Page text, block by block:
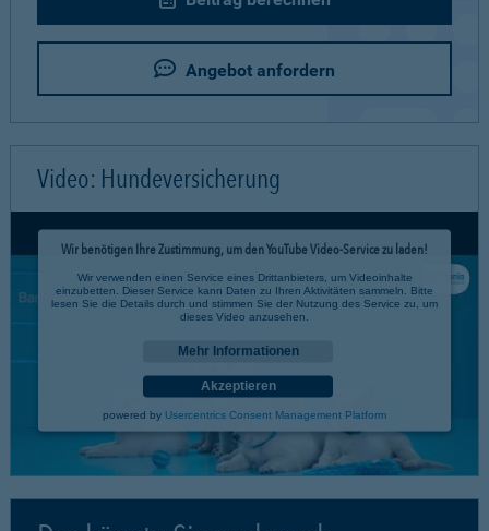
Angebot anfordern
Video: Hundeversicherung
Wir benötigen Ihre Zustimmung, um den YouTube Video-Service zu laden!
Wir verwenden einen Service eines Drittanbieters, um Videoinhalte
einzubetten. Dieser Service kann Daten zu Ihren Aktivitäten sammeln. Bitte
lesen Sie die Details durch und stimmen Sie der Nutzung des Service zu, um
dieses Video anzusehen.
Mehr Informationen
Akzeptieren
powered by Usercentrics Consent Management Platform